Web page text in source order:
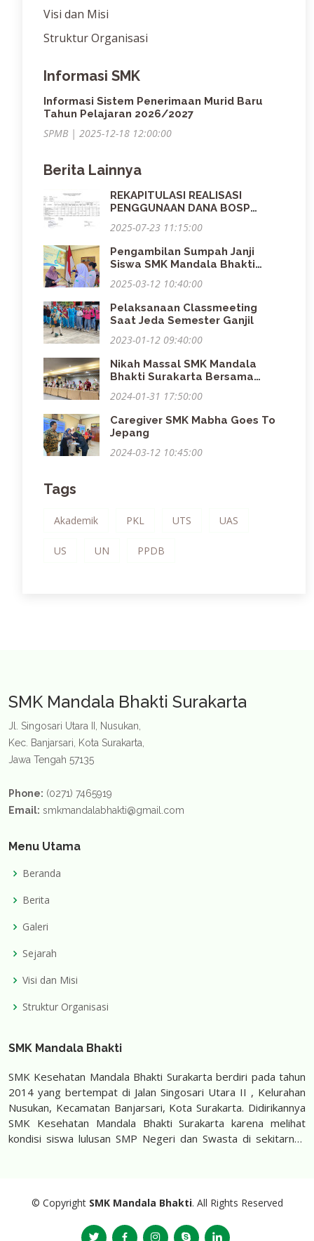
Visi dan Misi
Struktur Organisasi
Informasi SMK
Informasi Sistem Penerimaan Murid Baru
Tahun Pelajaran 2026/2027
SPMB | 2025-12-18 12:00:00
Berita Lainnya
REKAPITULASI REALISASI
PENGGUNAAN DANA BOSP
2025-07-23 11:15:00
Pengambilan Sumpah Janji
Siswa SMK Mandala Bhakti
2025-03-12 10:40:00
Pelaksanaan Classmeeting
Saat Jeda Semester Ganjil
2023-01-12 09:40:00
Nikah Massal SMK Mandala
Bhakti Surakarta Bersama
2024-01-31 17:50:00
Caregiver SMK Mabha Goes To
Jepang
2024-03-12 10:45:00
Tags
Akademik PKL UTS UAS
US UN PPDB
SMK Mandala Bhakti Surakarta
Jl. Singosari Utara II, Nusukan,
Kec. Banjarsari, Kota Surakarta,
Jawa Tengah 57135
Phone: (0271) 7465919
Email: smkmandalabhakti@gmail.com
Menu Utama
Beranda
Berita
Galeri
Sejarah
Visi dan Misi
Struktur Organisasi
SMK Mandala Bhakti
SMK Kesehatan Mandala Bhakti Surakarta berdiri pada tahun
2014 yang bertempat di Jalan Singosari Utara II , Kelurahan
Nusukan, Kecamatan Banjarsari, Kota Surakarta. Didirikannya
SMK Kesehatan Mandala Bhakti Surakarta karena melihat
kondisi siswa lulusan SMP Negeri dan Swasta di sekitarnya
pendidikan karakter yang menjadi pilihan untuk siswa untuk
© Copyright SMK Mandala Bhakti. All Rights Reserved